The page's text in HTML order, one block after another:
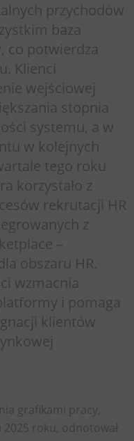
przychodów
baza
co potwierdza
Klienci
wejściowej
stopnia
systemu, a w
w kolejnych
tego roku
korzystało z
rekrutacji HR
z
–
obszaru HR.
wzmacnia
i pomaga
klientów
grafikami pracy,
2025 roku, odnotował